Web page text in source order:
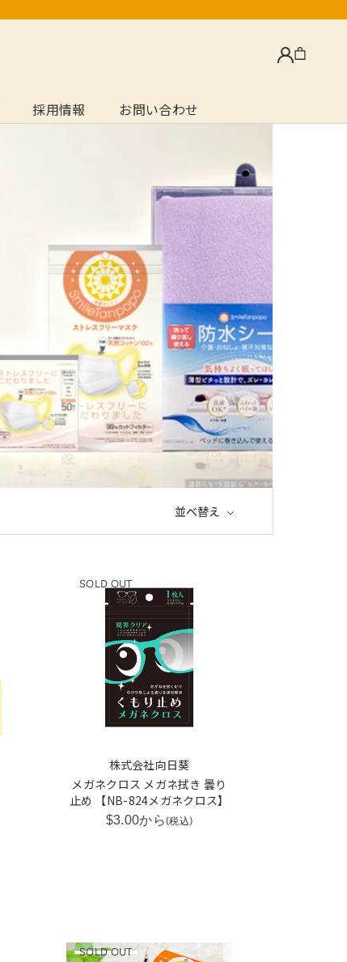
採用情報
採用情報
お問い合わせ
お問い合わせ
並べ替え
SOLD OUT
株式会社向日葵
メガネクロス メガネ拭き 曇り
止め 【NB-824メガネクロス】
$3.00から(税込)
SOLD OUT